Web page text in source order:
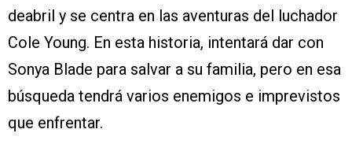
deabril y se centra en las aventuras del luchador
Cole Young. En esta historia, intentará dar con
Sonya Blade para salvar a su familia, pero en esa
búsqueda tendrá varios enemigos e imprevistos
que enfrentar.